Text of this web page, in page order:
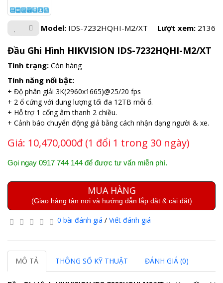
Model: IDS-7232HQHI-M2/XT Lượt xem: 2136
Đầu Ghi Hình HIKVISION IDS-7232HQHI-M2/XT
Tình trạng: Còn hàng
Tính năng nổi bật:
+ Độ phân giải 3K(2960x1665)@25/20 fps
+ 2 ổ cứng với dung lượng tối đa 12TB mỗi ổ.
+ Hỗ trợ 1 cổng âm thanh 2 chiều.
+ Cảnh báo chuyển động giả bằng cách nhận dạng người & xe.
Giá: 10,470,000đ (1 đổi 1 trong 30 ngày)
Gọi ngay 0917 744 144 để được tư vấn miễn phí.
MUA HÀNG
(Giao hàng tận nơi và hướng dẫn lắp đặt & cài đặt)
0 bài đánh giá / Viết đánh giá
MÔ TẢ THÔNG SỐ KỸ THUẬT ĐÁNH GIÁ (0)